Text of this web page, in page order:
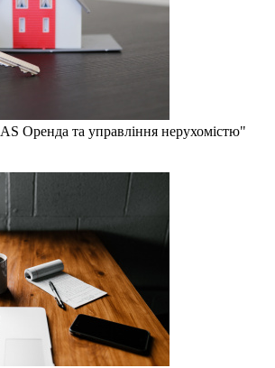
Оренда та управління нерухомістю"